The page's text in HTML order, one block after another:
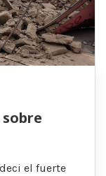
el fuerte